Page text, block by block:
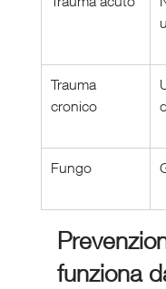
Trauma
cronico
Fungo
funziona